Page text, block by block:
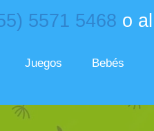
5571 5468 o al
Juegos Bebés